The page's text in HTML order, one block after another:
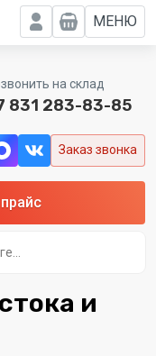
МЕНЮ
на склад
831 283-83-85
Заказ звонка
и